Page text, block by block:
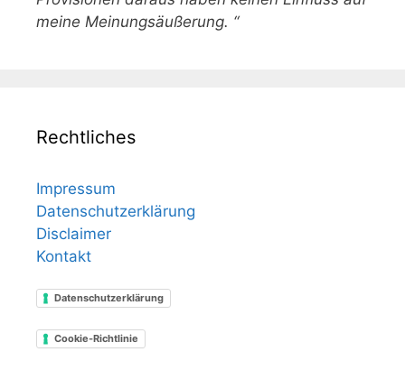
meine Meinungsäußerung. “
Rechtliches
Impressum
Datenschutzerklärung
Disclaimer
Kontakt
Datenschutzerklärung
Cookie-Richtlinie